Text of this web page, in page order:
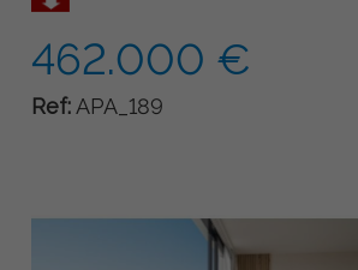
462.000 €
Ref: APA_189